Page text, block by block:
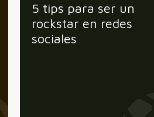
5 tips para ser un
rockstar en redes
sociales